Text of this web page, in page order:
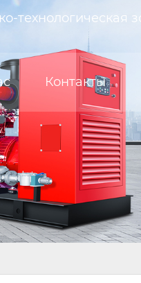
Контакты